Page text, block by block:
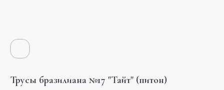
Трусы бразилиана №17 "Тайт" (питон)